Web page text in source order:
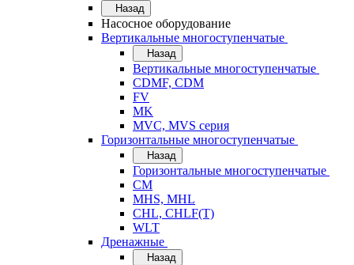
Назад
Насосное оборудование
Вертикальные многоступенчатые
Назад
Вертикальные многоступенчатые
CDMF, CDM
FV
MK
MVC, MVS серия
Горизонтальные многоступенчатые
Назад
Горизонтальные многоступенчатые
CM
MHS, MHL
CHL, CHLF(T)
WLT
Дренажные
Назад